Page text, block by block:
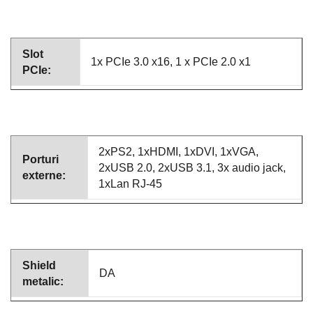
Slot
PCIe:
1x PCIe 3.0 x16, 1 x PCIe 2.0 x1
Porturi
externe:
2xPS2, 1xHDMI, 1xDVI, 1xVGA,
2xUSB 2.0, 2xUSB 3.1, 3x audio jack,
1xLan RJ-45
Shield
metalic:
DA